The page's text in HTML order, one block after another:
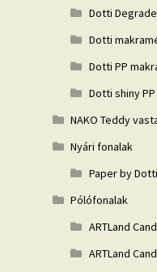
Dotti
Dotti
Dotti PP
Dotti shiny
NAKO Teddy
Nyári fonalak
Paper by Dotti
Pólófonalak
ARTLand
ARTLand